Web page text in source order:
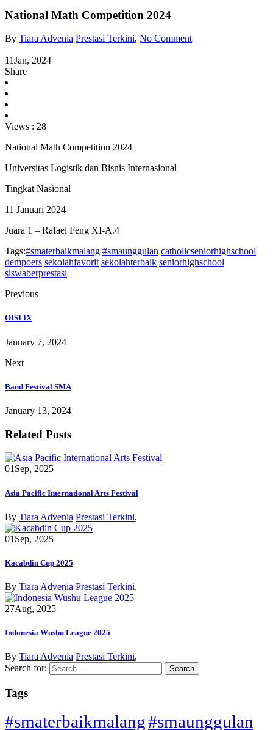
National Math Competition 2024
By Tiara Advenia Prestasi Terkini, No Comment
11Jan, 2024
Share
Views : 28
National Math Competition 2024
Universitas Logistik dan Bisnis Internasional
Tingkat Nasional
11 Januari 2024
Juara 1 – Rafael Feng XI-A.4
Tags:#smaterbaikmalang #smaunggulan catholicseniorhighschool
dempoers sekolahfavorit sekolahterbaik seniorhighschool
siswaberprestasi
Previous
OISI IX
January 7, 2024
Next
Band Festival SMA
January 13, 2024
Related Posts
01 Sep, 2025
Asia Pacific International Arts Festival
By Tiara Advenia Prestasi Terkini,
01 Sep, 2025
Kacabdin Cup 2025
By Tiara Advenia Prestasi Terkini,
27Aug, 2025
Indonesia Wushu League 2025
By Tiara Advenia Prestasi Terkini,
Search for:
Tags
#smaterbaikmalang#smaunggulan